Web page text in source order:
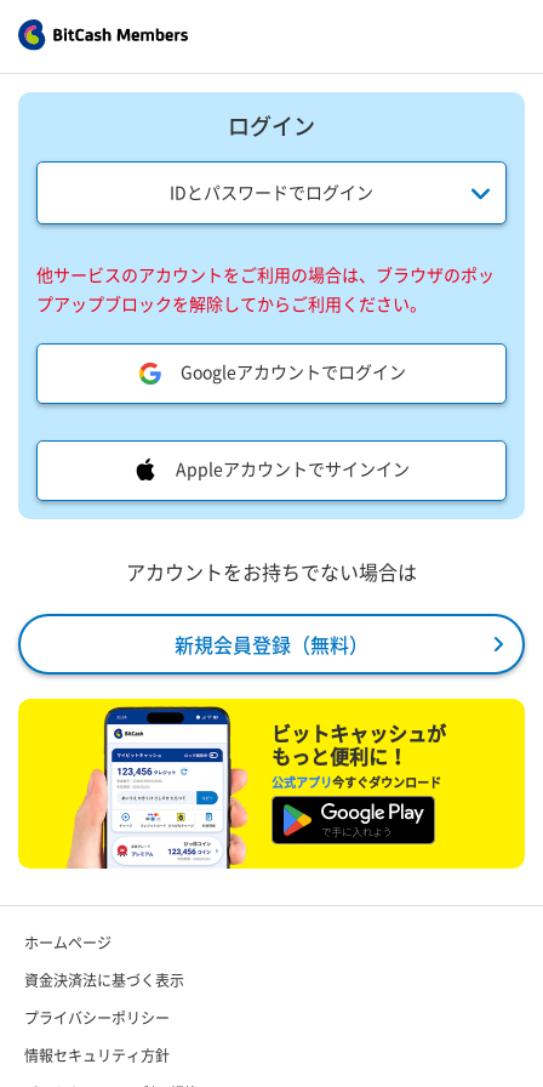
ログイン
IDとパスワードでログイン
他サービスのアカウントをご利用の場合は、ブラウザのポッ
プアップブロックを解除してからご利用ください。
Googleアカウントでログイン
Appleアカウントでサインイン
アカウントをお持ちでない場合は
新規会員登録（無料）
ビットキャッシュが
もっと便利に！
公式アプリ今すぐダウンロード
ホームページ
資金決済法に基づく表示
プライバシーポリシー
情報セキュリティ方針